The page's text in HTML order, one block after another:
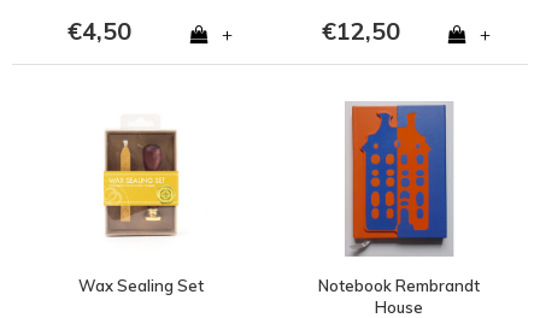
€4,50 + €12,50 +
Wax Sealing Set
Notebook Rembrandt
House